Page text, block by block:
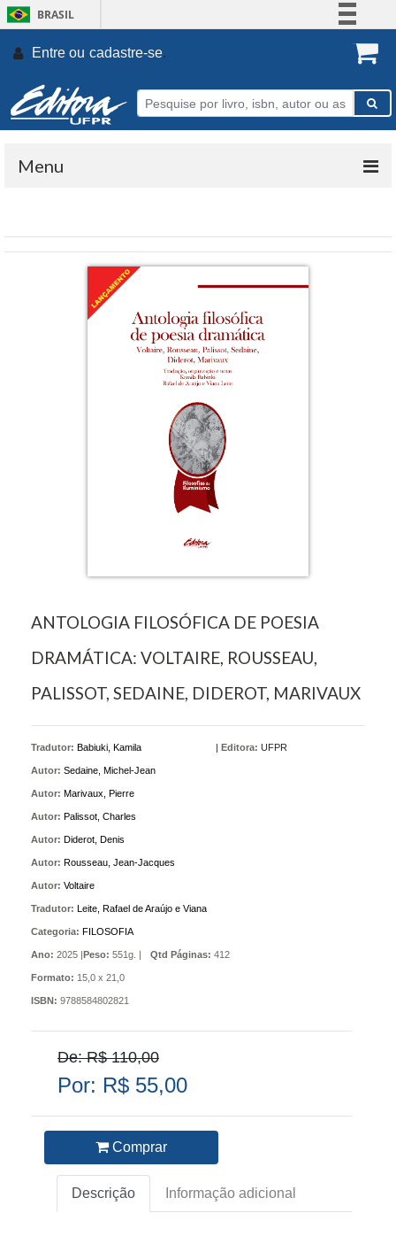
BRASIL
Participe
Entre ou cadastre-se.
Menu
ANTOLOGIA FILOSÓFICA DE POESIA
DRAMÁTICA: VOLTAIRE, ROUSSEAU,
PALISSOT, SEDAINE, DIDEROT, MARIVAUX
Tradutor: Babiuki, Kamila
Autor: Sedaine, Michel-Jean
Autor: Marivaux, Pierre
Autor: Palissot, Charles
Autor: Diderot, Denis
Autor: Rousseau, Jean-Jacques
Autor: Voltaire
Tradutor: Leite, Rafael de Araújo e Viana
Editora: UFPR
Categoria: FILOSOFIA
Ano: 2025 | Peso: 551g. | Qtd Páginas: 412
Formato: 15,0 x 21,0
ISBN: 9788584802821
De: R$ 110,00
Por: R$ 55,00
Comprar
Descrição Informação adicional